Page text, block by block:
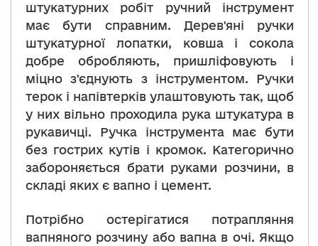
штукатурних робіт ручний інструмент
має бути справним. Дерев'яні ручки
штукатурної лопатки, ковша і сокола
добре обробляють, пришліфовують і
міцно з'єднують з інструментом. Ручки
терок і напівтерків улаштовують так, щоб
у них вільно проходила рука штукатура в
рукавичці. Ручка інструмента має бути
без гострих кутів і кромок. Категорично
забороняється брати руками розчини, в
складі яких є вапно і цемент.
Потрібно остерігатися потрапляння
вапняного розчину або вапна в очі. Якщо